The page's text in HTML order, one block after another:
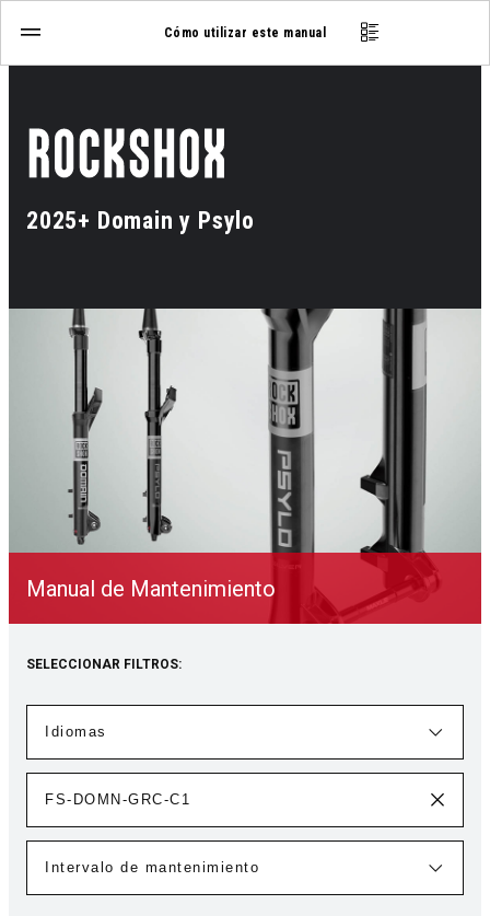
Cómo utilizar este manual
2025+ Domain y Psylo
Manual de Mantenimiento
SELECCIONAR FILTROS: